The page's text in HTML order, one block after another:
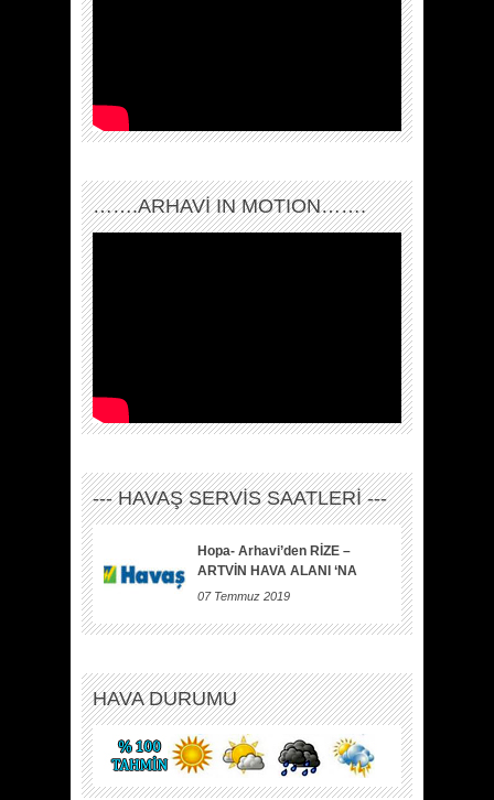
…….ARHAVI IN MOTION…….
--- HAVAŞ SERVİS SAATLERİ ---
Hopa- Arhavi’den RİZE –
ARTVİN HAVA ALANI ‘NA
07 Temmuz 2019
HAVA DURUMU